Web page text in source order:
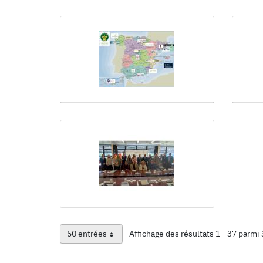
50 entrées
Par page Affichage des résultats 1 - 37 parmi